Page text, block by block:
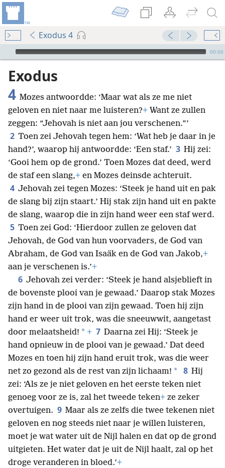
Exodus 4
Audio Player
00:00
Exodus
4 Mozes antwoordde: ‘Maar wat als ze me niet
geloven en niet naar me luisteren?+ Want ze zullen
zeggen: “Jehovah is niet aan jou verschenen.”’
2 Toen zei Jehovah tegen hem: ‘Wat heb je daar in je
hand?’, waarop hij antwoordde: ‘Een staf.’ 3 Hij zei:
‘Gooi hem op de grond.’ Toen Mozes dat deed, werd
de staf een slang,+ en Mozes deinsde achteruit.
4 Jehovah zei tegen Mozes: ‘Steek je hand uit en pak
de slang bij zijn staart.’ Hij stak zijn hand uit en pakte
de slang, waarop die in zijn hand weer een staf werd.
5 Toen zei God: ‘Hierdoor zullen ze geloven dat
Jehovah, de God van hun voorvaders, de God van
Abraham, de God van Isaäk en de God van Jakob,+
aan je verschenen is.’+
6 Jehovah zei verder: ‘Steek je hand alsjeblieft in
de bovenste plooi van je gewaad.’ Daarop stak Mozes
zijn hand in de plooi van zijn gewaad. Toen hij zijn
hand er weer uit trok, was die sneeuwwit, aangetast
door melaatsheid! * + 7 Daarna zei Hij: ‘Steek je
hand opnieuw in de plooi van je gewaad.’ Dat deed
Mozes en toen hij zijn hand eruit trok, was die weer
net zo gezond als de rest van zijn lichaam! * 8 Hij
zei: ‘Als ze je niet geloven en het eerste teken niet
genoeg voor ze is, zal het tweede teken+ ze zeker
overtuigen. 9 Maar als ze zelfs die twee tekenen niet
geloven en nog steeds niet naar je willen luisteren,
moet je wat water uit de Nijl halen en dat op de grond
uitgieten. Het water dat je uit de Nijl haalt, zal op het
droge veranderen in bloed.’+